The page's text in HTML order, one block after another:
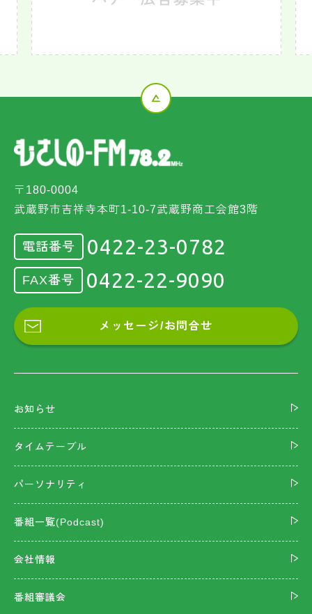
〒180-0004
武蔵野市吉祥寺本町1-10-7武蔵野商工会館3階
電話番号 0422-23-0782
FAX番号 0422-22-9090
メッセージ/お問合せ
お知らせ
タイムテーブル
パーソナリティ
番組一覧(Podcast)
会社情報
番組審議会